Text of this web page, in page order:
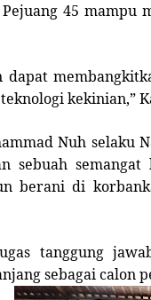
45 mampu
dapat
kekinian,”
Nuh selaku
sebuah
berani di
tanggung
sebagai calon